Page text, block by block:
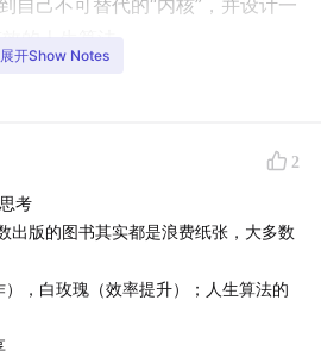
自己不可替代的“内核”，并设计一
）Indigo（数字镜像博主）
介绍
的改变
有意义么？
展开Show Notes
2
考
出版的图书其实都是浪费纸张，大多数
，白玫瑰（效率提升）；人生算法的